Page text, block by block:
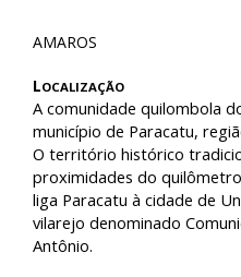
AMAROS
LOCALIZAÇÃO
A comunidade quilombola
município de Paracatu,
O território histórico
proximidades do
liga Paracatu à cidade de
vilarejo denominado
Antônio.